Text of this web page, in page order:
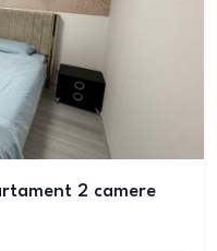
2 camere